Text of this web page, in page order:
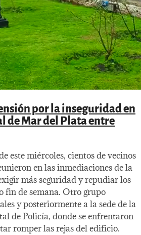
por la inseguridad en
de Mar del Plata entre
este miércoles, cientos de vecinos
en las inmediaciones de la
más seguridad y repudiar los
fin de semana. Otro grupo
y posteriormente a la sede de la
de Policía, donde se enfrentaron
romper las rejas del edificio.